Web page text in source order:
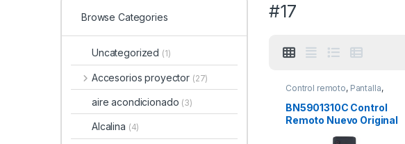
#17
Control remoto, Pantalla,
BN5901310C Control
Remoto Nuevo Original
Browse Categories
Uncategorized (1)
Accesorios proyector (27)
aire acondicionado (3)
Alcalina (4)